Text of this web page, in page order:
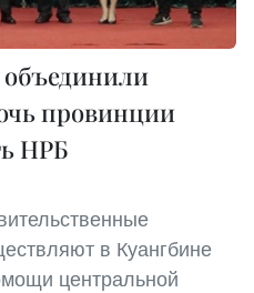
провинции
НРБ
в Куангбине
центральной